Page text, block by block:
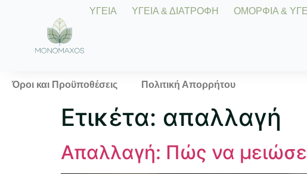
ΥΓΕΙΑ ΥΓΕΙΑ & ΔΙΑΤΡΟΦΗ ΟΜΟΡΦΙΑ &
Όροι και Προϋποθέσεις Πολιτική Απορρήτου
Ετικέτα: απαλλαγή
Απαλλαγή: Πώς να